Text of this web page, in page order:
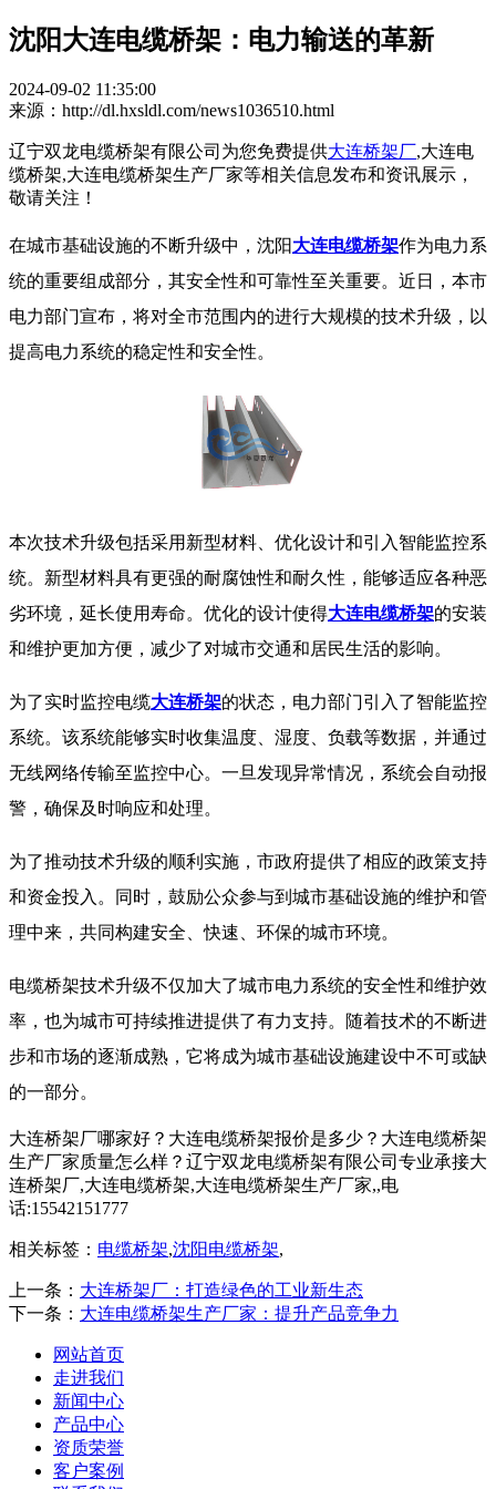
沈阳大连电缆桥架：电力输送的革新
2024-09-02 11:35:00
来源：http://dl.hxsldl.com/news1036510.html
辽宁双龙电缆桥架有限公司为您免费提供大连桥架厂,大连电
缆桥架,大连电缆桥架生产厂家等相关信息发布和资讯展示，
敬请关注！
在城市基础设施的不断升级中，沈阳大连电缆桥架作为电力系
统的重要组成部分，其安全性和可靠性至关重要。近日，本市
电力部门宣布，将对全市范围内的进行大规模的技术升级，以
提高电力系统的稳定性和安全性。
本次技术升级包括采用新型材料、优化设计和引入智能监控系
统。新型材料具有更强的耐腐蚀性和耐久性，能够适应各种恶
劣环境，延长使用寿命。优化的设计使得大连电缆桥架的安装
和维护更加方便，减少了对城市交通和居民生活的影响。
为了实时监控电缆大连桥架的状态，电力部门引入了智能监控
系统。该系统能够实时收集温度、湿度、负载等数据，并通过
无线网络传输至监控中心。一旦发现异常情况，系统会自动报
警，确保及时响应和处理。
为了推动技术升级的顺利实施，市政府提供了相应的政策支持
和资金投入。同时，鼓励公众参与到城市基础设施的维护和管
理中来，共同构建安全、快速、环保的城市环境。
电缆桥架技术升级不仅加大了城市电力系统的安全性和维护效
率，也为城市可持续推进提供了有力支持。随着技术的不断进
步和市场的逐渐成熟，它将成为城市基础设施建设中不可或缺
的一部分。
大连桥架厂哪家好？大连电缆桥架报价是多少？大连电缆桥架
生产厂家质量怎么样？辽宁双龙电缆桥架有限公司专业承接大
连桥架厂,大连电缆桥架,大连电缆桥架生产厂家,,电
话:15542151777
相关标签： 电缆桥架,沈阳电缆桥架,
上一条： 大连桥架厂：打造绿色的工业新生态
下一条： 大连电缆桥架生产厂家：提升产品竞争力
网站首页
走进我们
新闻中心
产品中心
资质荣誉
客户案例